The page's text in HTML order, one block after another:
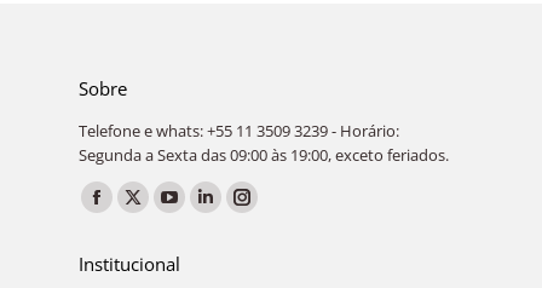
Sobre
Telefone e whats: +55 11 3509 3239 - Horário:
Segunda a Sexta das 09:00 às 19:00, exceto feriados.
Encontre-nos em:
Facebook
opens
X
opens
YouTube
opens
LinkedinInstagram
Institucional